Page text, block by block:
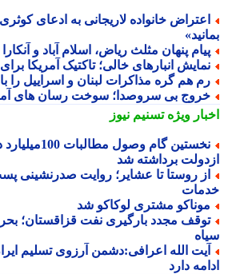
خانواده لاریجانی به ادعای
پنهان مثلث ریاض، اسلام آباد و آنکارا
انبارهای خالی؛ تاکتیک آمریکا برای
هم گره مذاکرات لبنان و اسراییل را باز
بی سروصدا؛ سوخت رسان های
ویژهتسنیم نیوز
نخستین گام وصول
برداشته شد
روستا تا عشایر؛ روایت صدرنشینی پست
مشتری لوکاکو شد
مجدد بارگیری نفت قزاقستان؛ بحران
الله اعرافی:دشمن آرزوی تسلیم ایران
دارد